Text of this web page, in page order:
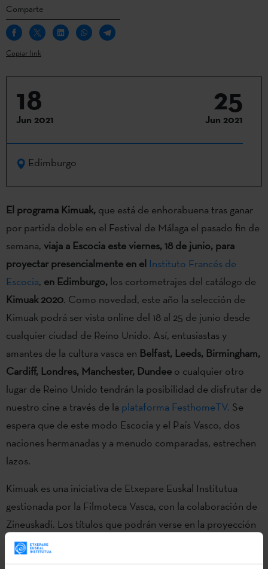
Comparte
Copiar link
18
Jun 2021
25
Jun 2021
Edimburgo
El programa Kimuak, que está de enhorabuena tras ganar
por partida doble en el Festival de Málaga el pasado fin de
semana, viaja a Escocia este viernes, 18 de junio, para
proyectar presencialmente en el Instituto Francés de
Escocia, en Edimburgo, los cortometrajes del catálogo de
Kimuak 2020. Como novedad, este año la selección de
Kimuak podrá ser vista online del 18 al 25 de junio desde
cualquier ciudad de Reino Unido. Así, entusiastas y
amantes de la cultura vasca en Belfast, Leeds, Birmingham,
Cardiff, Londres, Manchester, Dundee o cualquier otro
lugar de Reino Unido tendrán la posibilidad de disfrutar de
nuestro cine a través de la plataforma FesthomeTV. Se
espera que de este modo Escocia y el País Vasco, dos
naciones hermanadas y a menudo comparadas, estrechen
lazos.
Kimuak es una iniciativa de Etxepare Euskal Institutua
gestionada por la Filmoteca Vasca, con la colaboración de
Zineuskadi. Los títulos que podrán verse en la proyección
con público, que tendrá lugar el próximo viernes, 18 de